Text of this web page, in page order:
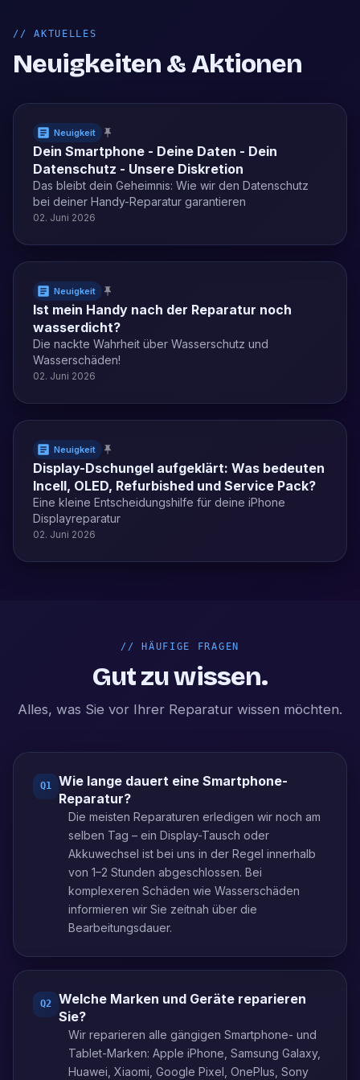
//AKTUELLES
Neuigkeiten & Aktionen
Neuigkeit
Dein Smartphone - Deine Daten - Dein
Datenschutz - Unsere Diskretion
Das bleibt dein Geheimnis: Wie wir den Datenschutz
bei deiner Handy-Reparatur garantieren
02. Juni 2026
Neuigkeit
Ist mein Handy nach der Reparatur noch
wasserdicht?
Die nackte Wahrheit über Wasserschutz und
Wasserschäden!
02. Juni 2026
Neuigkeit
Display-Dschungel aufgeklärt: Was bedeuten
Incell, OLED, Refurbished und Service Pack?
Eine kleine Entscheidungshilfe für deine iPhone
Displayreparatur
02. Juni 2026
// HÄUFIGE FRAGEN
Gut zu wissen.
Alles, was Sie vor Ihrer Reparatur wissen möchten.
Q1
Wie lange dauert eine Smartphone-
Reparatur?
Die meisten Reparaturen erledigen wir noch am
selben Tag – ein Display-Tausch oder
Akkuwechsel ist bei uns in der Regel innerhalb
von 1–2 Stunden abgeschlossen. Bei
komplexeren Schäden wie Wasserschäden
informieren wir Sie zeitnah über die
Bearbeitungsdauer.
Q2
Welche Marken und Geräte reparieren
Sie?
Wir reparieren alle gängigen Smartphone- und
Tablet-Marken: Apple iPhone, Samsung Galaxy,
Huawei, Xiaomi, Google Pixel, OnePlus, Sony